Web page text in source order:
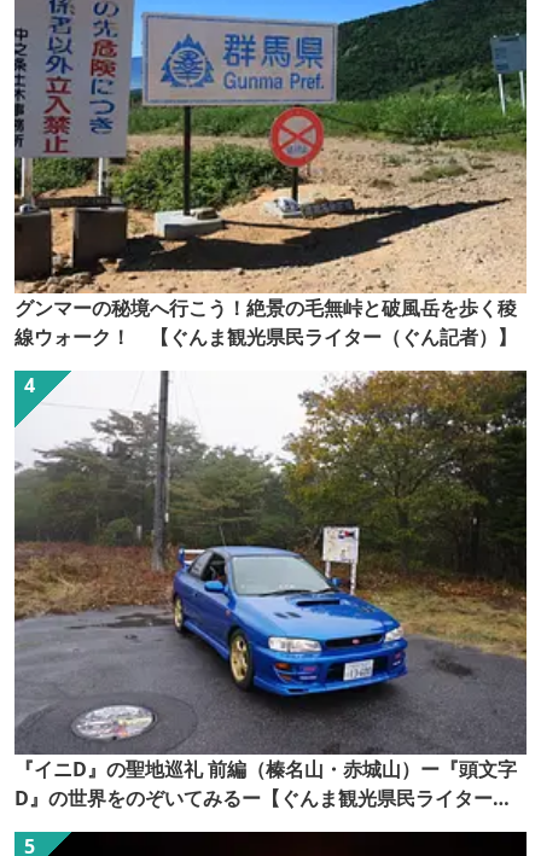
グンマーの秘境へ行こう！絶景の毛無峠と破風岳を歩く稜
線ウォーク！ 【ぐんま観光県民ライター（ぐん記者）】
『イニD』の聖地巡礼 前編（榛名山・赤城山）ー『頭文字
D』の世界をのぞいてみるー【ぐんま観光県民ライター
（ぐん記者）】